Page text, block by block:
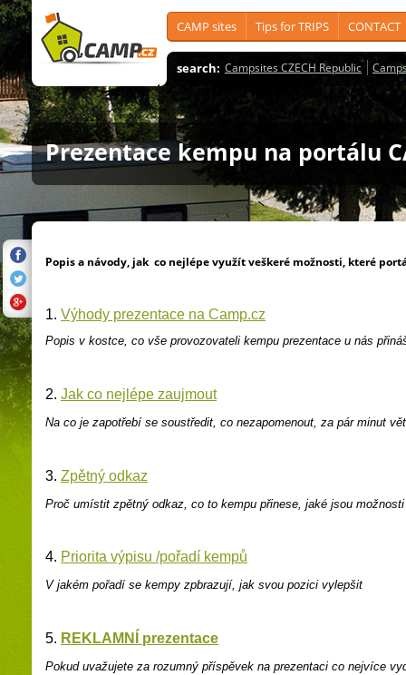
CAMP sites Tips for TRIPS CONTACT
search: Campsites CZECH Republic
Prezentace kempu na portálu
Popis a návody, jak co nejlépe využít veškeré možnosti, které
1. Výhody prezentace na Camp.cz
Popis v kostce, co vše provozovateli kempu prezentace u nás
2. Jak co nejlépe zaujmout
Na co je zapotřebí se soustředit, co nezapomenout, za pár minut
3. Zpětný odkaz
Proč umístit zpětný odkaz, co to kempu přinese, jaké jsou možnosti
4. Priorita výpisu /pořadí kempů
V jakém pořadí se kempy zpbrazují, jak svou pozici vylepšit
5. REKLAMNÍ prezentace
Pokud uvažujete za rozumný příspěvek na prezentaci co nejvíce